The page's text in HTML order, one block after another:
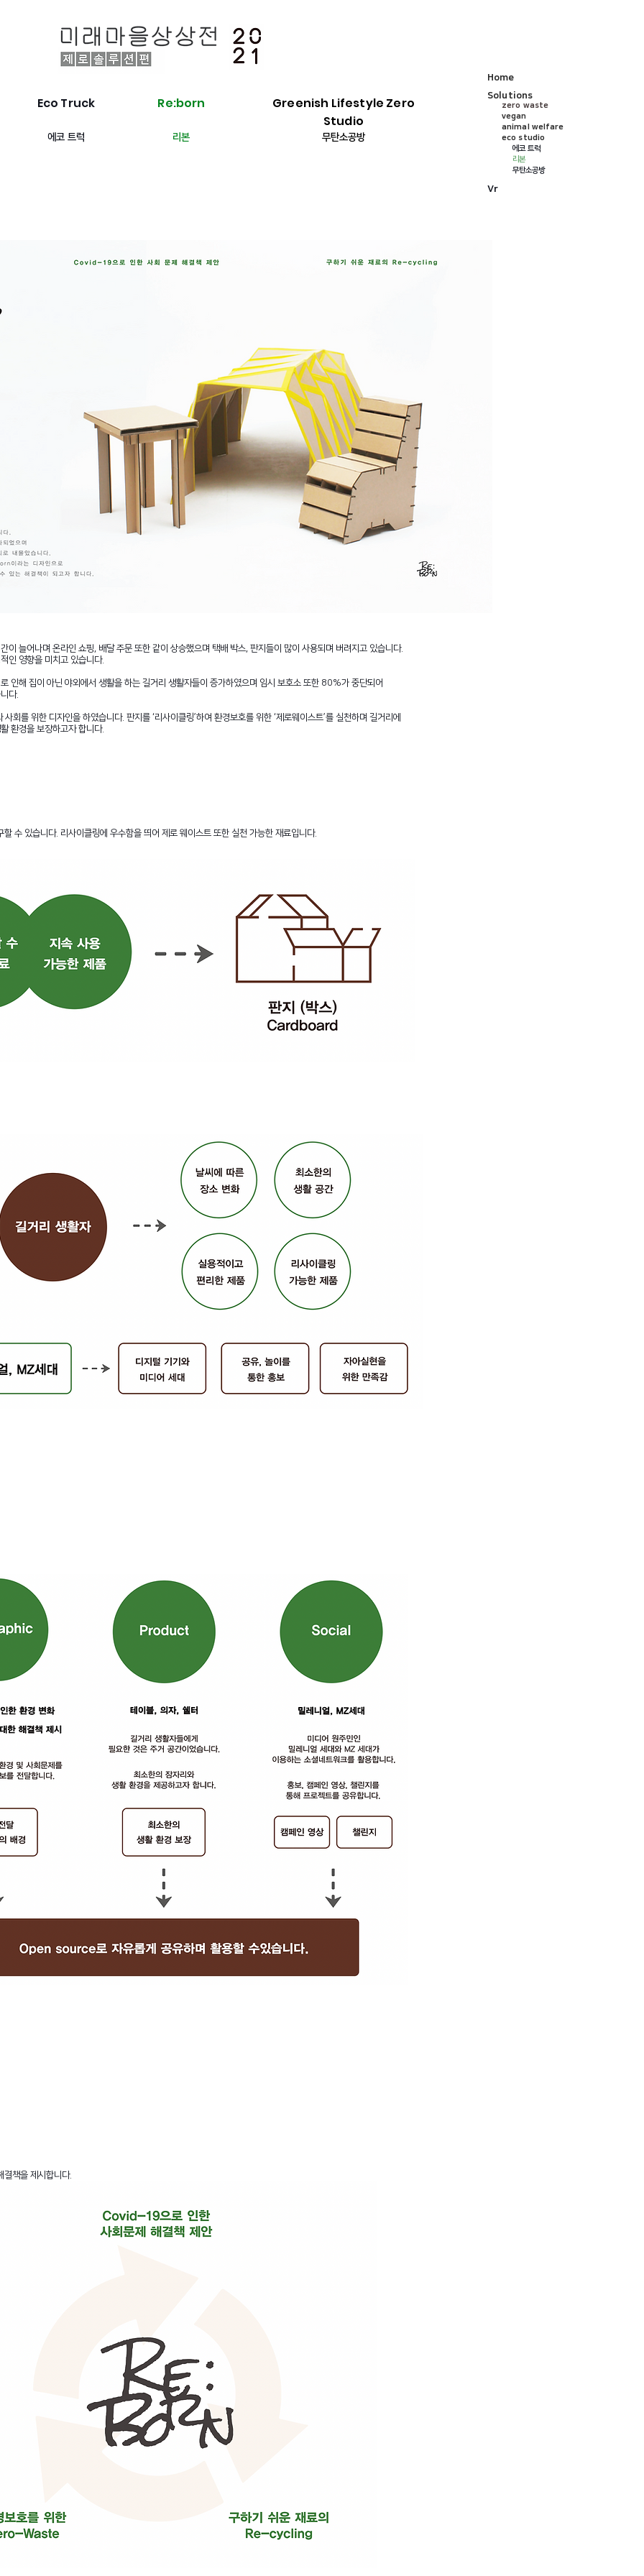
Vr
Home
Solutions
vegan
animal welfare
eco studio
에코 트럭
리본
무탄소공방
zero waste
Eco Truck Re:born
Greenish Lifestyle Zero
Studio
에코 트럭 리본 무탄소공방
늘어나며 온라인 쇼핑, 배달 주문 또한 같이 상승했으며 택배 박스, 판지들이 많이 사용되며 버려지고 있습니다.
인 영향을 미치고 있습니다.
인해 집이 아닌 야외에서 생활을 하는 길거리 생활자들이 증가하였으며 임시 보호소 또한 80%가 중단되어
다.
회를 위한 디자인을 하였습니다. 판지를 ‘리사이클링’하여 환경보호를 위한 ‘제로웨이스트’를 실천하며 길거리에
환경을 보장하고자 합니다.
수 있습니다. 리사이클링에 우수함을 띄어 제로 웨이스트 또한 실천 가능한 재료입니다.
책을 제시합니다.